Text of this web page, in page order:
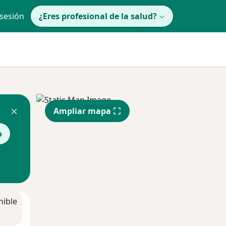
¿Eres profesional de la salud?
Ampliar mapa